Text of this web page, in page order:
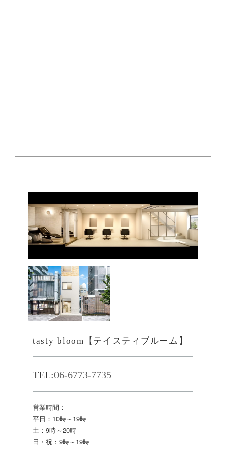
tasty bloom【テイスティブルーム】
TEL:06-6773-7735
営業時間：
平日：10時～19時
土：9時～20時
日・祝：9時～19時